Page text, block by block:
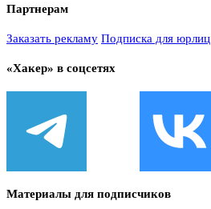
Партнерам
Заказать рекламу Подписка для юрлиц
«Хакер» в соцсетях
Материалы для подписчиков